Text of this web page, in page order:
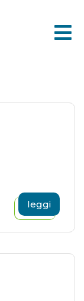
leggi